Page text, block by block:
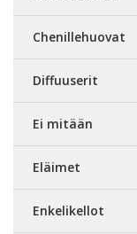
Chenillehuovat
Diffuuserit
Ei mitään
Eläimet
Enkelikellot